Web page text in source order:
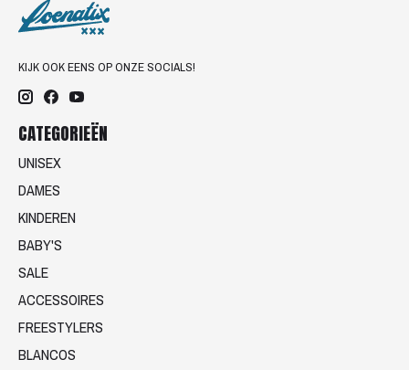
KIJK OOK EENS OP ONZE SOCIALS!
CATEGORIEËN
UNISEX
DAMES
KINDEREN
BABY'S
SALE
ACCESSOIRES
FREESTYLERS
BLANCOS